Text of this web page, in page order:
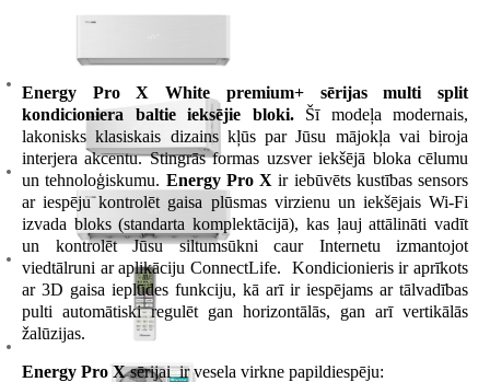
Energy Pro X White premium+ sērijas multi split
kondicioniera baltie ieksējie bloki.Šī modeļa modernais,
lakonisks klasiskais dizains kļūs par Jūsu mājokļa vai biroja
interjera akcentu. Stingrās formas uzsver iekšējā bloka cēlumu
un tehnoloģiskumu. Energy Pro X ir iebūvēts kustības sensors
ar iespēju kontrolēt gaisa plūsmas virzienu un iekšējais Wi-Fi
izvada bloks (standarta komplektācijā), kas ļauj attālināti vadīt
un kontrolēt Jūsu siltumsūkni caur Internetu izmantojot
viedtālruni ar aplikāciju ConnectLife. Kondicionieris ir aprīkots
ar 3D gaisa ieplūdes funkciju, kā arī ir iespējams ar tālvadības
pulti automātiski regulēt gan horizontālās, gan arī vertikālās
žalūzijas.
Energy Pro X sērijai ir vesela virkne papildiespēju: